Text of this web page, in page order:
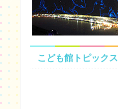
こども館トピックス